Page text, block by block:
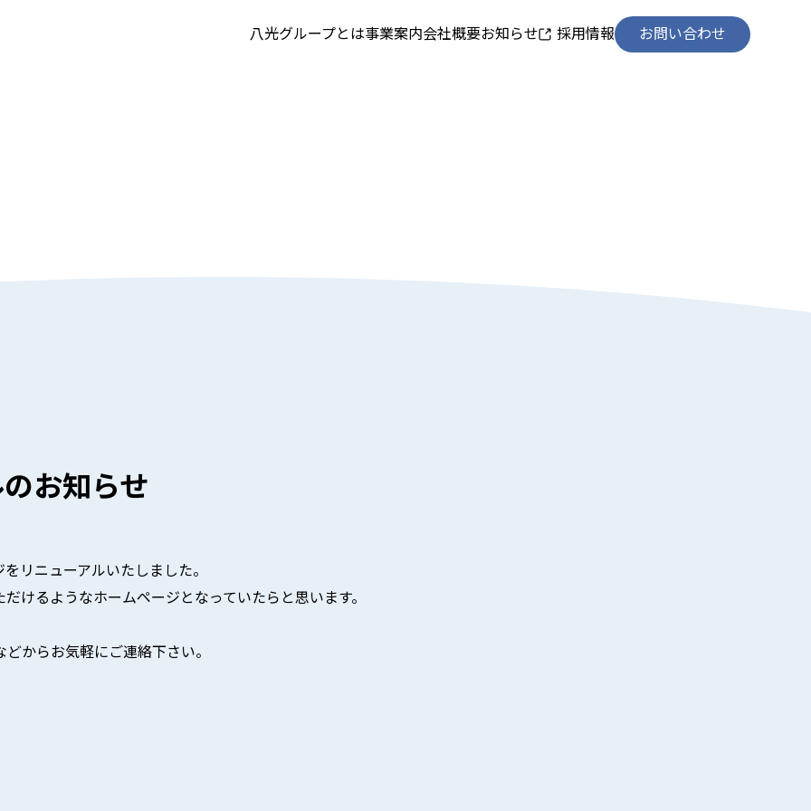
八光グループとは事業案内会社概要お知らせ 採用情報 お問い合わせ
お知らせ
リニューアルいたしました。
けるようなホームページとなっていたらと思います。
からお気軽にご連絡下さい。